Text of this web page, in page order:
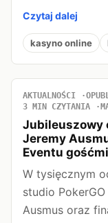
Czytaj dalej
kasyno online
AKTUALNOŚCI
3 MIN CZYTANIA
Jubileuszowy
Jeremy
Eventu
W tysięcznym
studio
Ausmus oraz